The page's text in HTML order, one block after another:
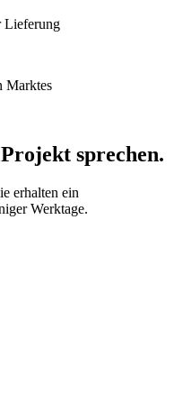
Lieferung
Marktes
Projekt sprechen.
erhalten ein
Werktage.